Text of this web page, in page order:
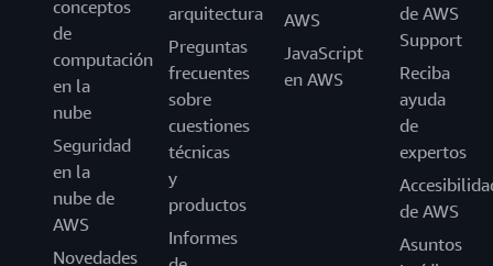
conceptos
de
computación
en la
nube
Seguridad
en la
nube de
AWS
Novedades
arquitectura
Preguntas
frecuentes
sobre
cuestiones
técnicas
y
productos
Informes
AWS
JavaScript
en AWS
de AWS
Support
Reciba
ayuda
de
expertos
de AWS
Asuntos